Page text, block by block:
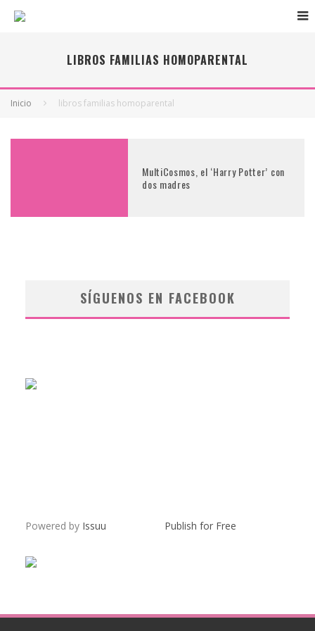
LIBROS FAMILIAS HOMOPARENTAL
Inicio libros familias homoparental
MultiCosmos, el ‘Harry Potter’ con
dos madres
SÍGUENOS EN FACEBOOK
Powered by Issuu Publish for Free